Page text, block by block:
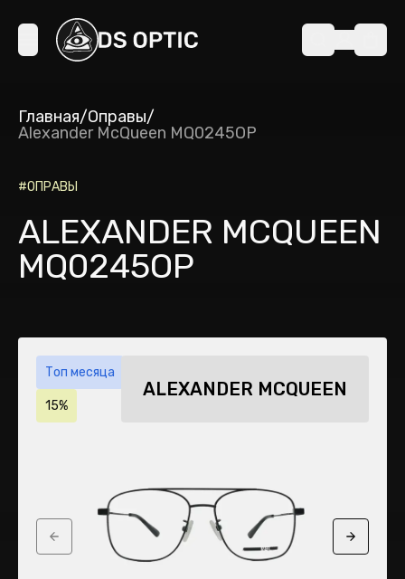
Главная/Оправы/
Alexander McQueen MQ0245OP
#ОПРАВЫ
ALEXANDER MCQUEEN
MQ0245OP
Топ месяца
15%
ALEXANDER MCQUEEN
Previous slide Next